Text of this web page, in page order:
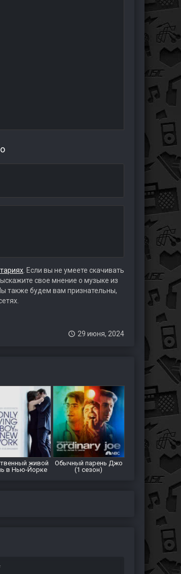
. Если вы не умеете скачивать
свое мнение о музыке из
также будем вам признательны,
29 июня, 2024
живой
в Нью-Йорке
Обычный парень Джо
(1 сезон)